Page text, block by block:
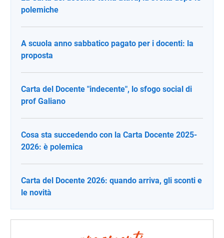
polemiche
A scuola anno sabbatico pagato per i docenti: la
proposta
Carta del Docente "indecente", lo sfogo social di
prof Galiano
Cosa sta succedendo con la Carta Docente 2025-
2026: è polemica
Carta del Docente 2026: quando arriva, gli sconti e
le novità